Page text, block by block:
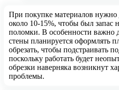
При покупке материалов нужно
около 10-15%, чтобы был запас
поломки. В особенности важно
стены планируется оформлять
обрезать, чтобы подстраивать
поскольку работать будет
обрезки наверняка возникнут
проблемы.